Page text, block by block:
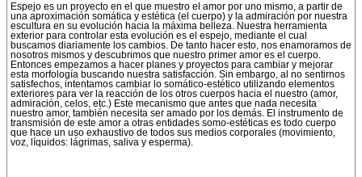
Espejo es un proyecto en el que muestro el amor por uno mismo, a partir de
una aproximación somática y estética (el cuerpo) y la admiración por nuestra
escultura en su evolución hacia la máxima belleza. Nuestra herramienta
exterior para controlar esta evolución es el espejo, mediante el cual
buscamos diariamente los cambios. De tanto hacer esto, nos enamoramos de
nosotros mismos y descubrimos que nuestro primer amor es el cuerpo.
Entonces empezamos a hacer planes y proyectos para cambiar y mejorar
esta morfología buscando nuestra satisfacción. Sin embargo, al no sentirnos
satisfechos, intentamos cambiar lo somático-estético utilizando elementos
exteriores para ver la reacción de los otros cuerpos hacia el nuestro (amor,
admiración, celos, etc.) Este mecanismo que antes que nada necesita
nuestro amor, también necesita ser amado por los demás. El instrumento de
transmisión de este amor a otras entidades somo-estéticas es todo cuerpo
que hace un uso exhaustivo de todos sus medios corporales (movimiento,
voz, líquidos: lágrimas, saliva y esperma).